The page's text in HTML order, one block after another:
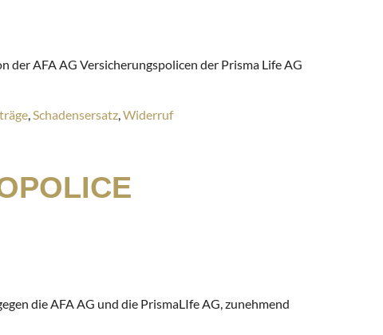
AFA AG Versicherungspolicen der Prisma Life AG
,Schadensersatz,Widerruf
die AFA AG und die PrismaLIfe AG, zunehmend